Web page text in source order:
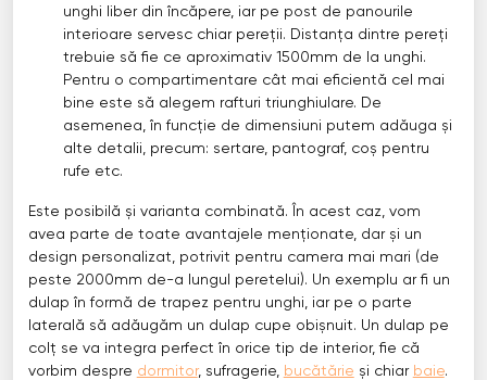
unghi liber din încăpere, iar pe post de panourile
interioare servesc chiar pereții. Distanța dintre pereți
trebuie să fie ce aproximativ 1500mm de la unghi.
Pentru o compartimentare cât mai eficientă cel mai
bine este să alegem rafturi triunghiulare. De
asemenea, în funcție de dimensiuni putem adăuga și
alte detalii, precum: sertare, pantograf, coș pentru
rufe etc.
Este posibilă și varianta combinată. În acest caz, vom
avea parte de toate avantajele menționate, dar și un
design personalizat, potrivit pentru camera mai mari (de
peste 2000mm de-a lungul peretelui). Un exemplu ar fi un
dulap în formă de trapez pentru unghi, iar pe o parte
laterală să adăugăm un dulap cupe obișnuit. Un dulap pe
colț se va integra perfect în orice tip de interior, fie că
vorbim despre dormitor, sufragerie, bucătărie și chiar baie.